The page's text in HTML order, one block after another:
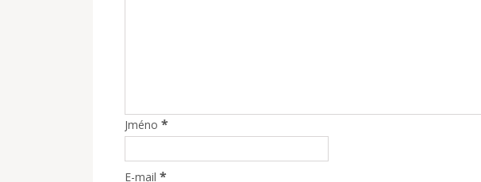
Jméno *
E-mail *